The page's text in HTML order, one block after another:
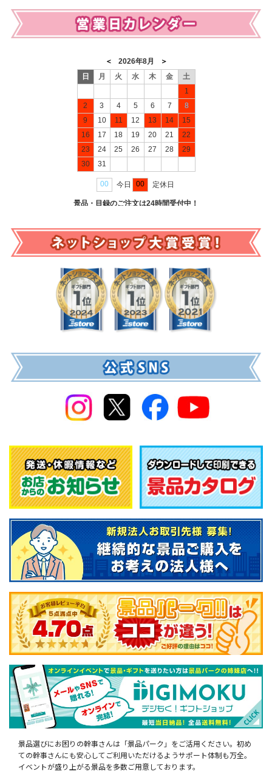
景品選びにお困りの幹事さんは「景品パーク」をご活用ください。初め
ての幹事さんにも安心してご利用いただけるようサポート体制も万全。
イベントが盛り上がる景品を多数ご用意しております。